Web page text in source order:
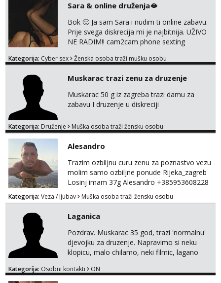
Sara & online druženja🫦
Bok 🙂 Ja sam Sara i nudim ti online zabavu.
Prije svega diskrecija mi je najbitnija. UŽIVO
NE RADIM!! cam2cam phone sexting
partnerom ili partnericom te naši porno
termin. P.S. tražit ćeš me još 🫠💦
Kategorija: Cyber sex Ženska osoba traži mušku osobu
Muskarac trazi zenu za druzenje
Muskarac 50 g iz zagreba trazi damu za
zabavu I druzenje u diskreciji
Kategorija: Druženje Muška osoba traži žensku osobu
Alesandro
Trazim ozbiljnu curu zenu za poznastvo vezu
molim samo ozbiljne ponude Rijeka_zagreb
Losinj imam 37g Alesandro +385953608228
Kategorija: Veza / ljubav Muška osoba traži žensku osobu
Laganica
Pozdrav. Muskarac 35 god, trazi 'normalnu'
djevojku za druzenje. Napravimo si neku
klopicu, malo chilamo, neki filmic, lagano
pretjerano bitan koliko iznutra. Bucke se
Kategorija: Osobni kontakti ON